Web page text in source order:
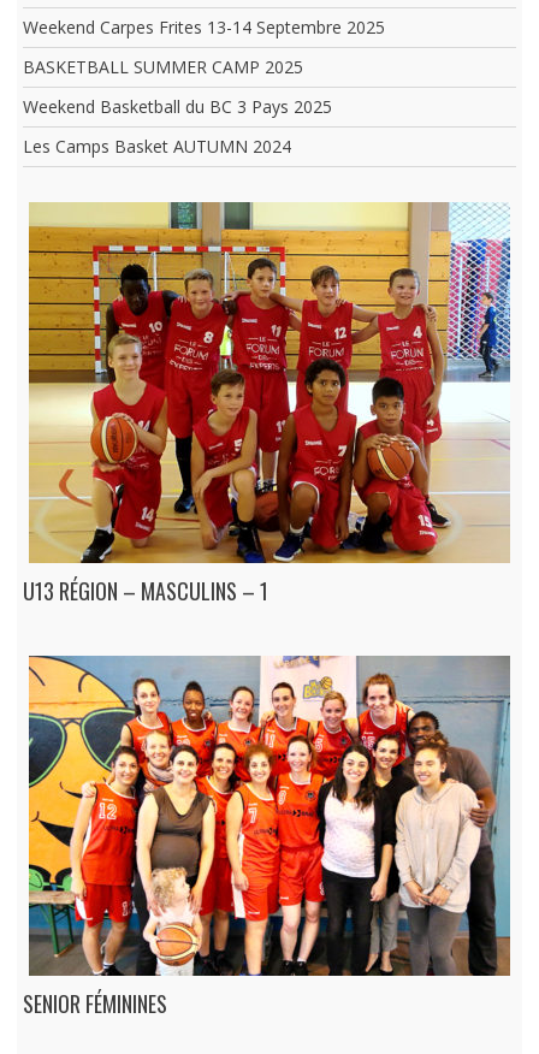
Weekend Carpes Frites 13-14 Septembre 2025
BASKETBALL SUMMER CAMP 2025
Weekend Basketball du BC 3 Pays 2025
Les Camps Basket AUTUMN 2024
U13 RÉGION – MASCULINS – 1
SENIOR FÉMININES